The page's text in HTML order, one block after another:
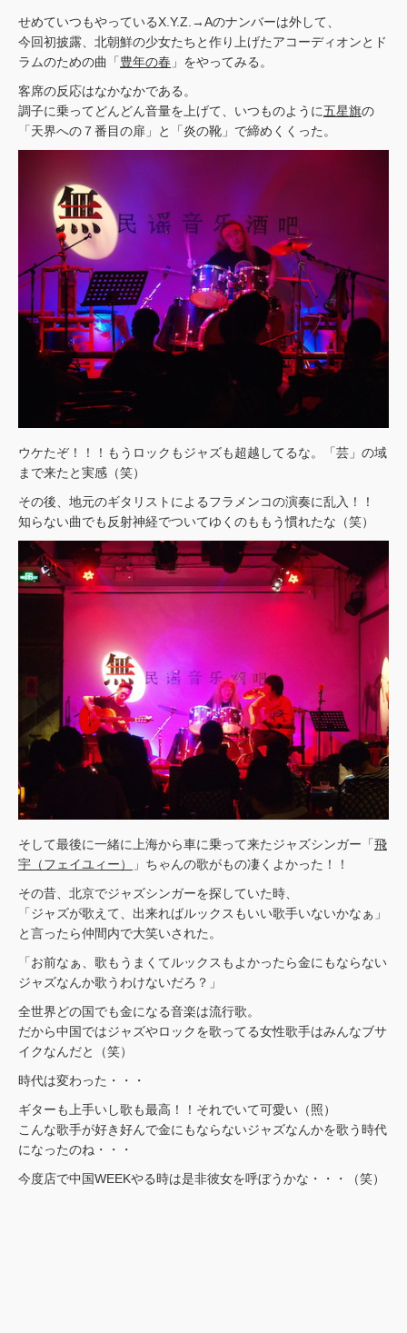
せめていつもやっているX.Y.Z.→Aのナンバーは外して、
今回初披露、北朝鮮の少女たちと作り上げたアコーディオンとド
ラムのための曲「豊年の春 」をやってみる。
客席の反応はなかなかである。
調子に乗ってどんどん音量を上げて、いつものように五星旗の
「天界への７番目の扉」と「炎の靴」で締めくくった。
ウケたぞ！！！もうロックもジャズも超越してるな。「芸」の域
まで来たと実感（笑）
その後、地元のギタリストによるフラメンコの演奏に乱入！！
知らない曲でも反射神経でついてゆくのももう慣れたな（笑）
そして最後に一緒に上海から車に乗って来たジャズシンガー「飛
宇（フェイユィー）
」ちゃんの歌がもの凄くよかった！！
その昔、北京でジャズシンガーを探していた時、
「ジャズが歌えて、出来ればルックスもいい歌手いないかなぁ」
と言ったら仲間内で大笑いされた。
「お前なぁ、歌もうまくてルックスもよかったら金にもならない
ジャズなんか歌うわけないだろ？」
全世界どの国でも金になる音楽は流行歌。
だから中国ではジャズやロックを歌ってる女性歌手はみんなブサ
イクなんだと（笑）
時代は変わった・・・
ギターも上手いし歌も最高！！それでいて可愛い（照）
こんな歌手が好き好んで金にもならないジャズなんかを歌う時代
になったのね・・・
今度店で中国WEEKやる時は是非彼女を呼ぼうかな・・・（笑）